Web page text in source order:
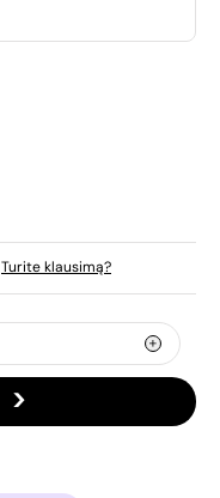
Turite klausimą?